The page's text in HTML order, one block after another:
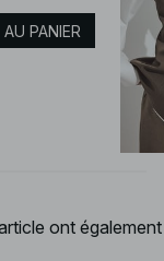
PANIER
ont également